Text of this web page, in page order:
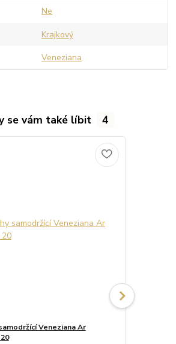
Ne
Krajkový
Veneziana
se vám také líbit 4
Veneziana Ar